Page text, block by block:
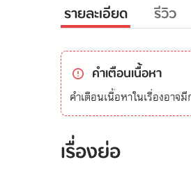
รายละเอียด รีวิว
คำเตือนเนื้อหา
คำเตือนเนื้อหาในเรื่องอาจ
เรื่องย่อ